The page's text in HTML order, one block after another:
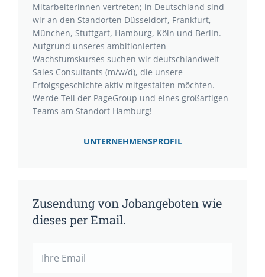
Mitarbeiterinnen vertreten; in Deutschland sind
wir an den Standorten Düsseldorf, Frankfurt,
München, Stuttgart, Hamburg, Köln und Berlin.
Aufgrund unseres ambitionierten
Wachstumskurses suchen wir deutschlandweit
Sales Consultants (m/w/d), die unsere
Erfolgsgeschichte aktiv mitgestalten möchten.
Werde Teil der PageGroup und eines großartigen
Teams am Standort Hamburg!
UNTERNEHMENSPROFIL
Zusendung von Jobangeboten wie
dieses per Email.